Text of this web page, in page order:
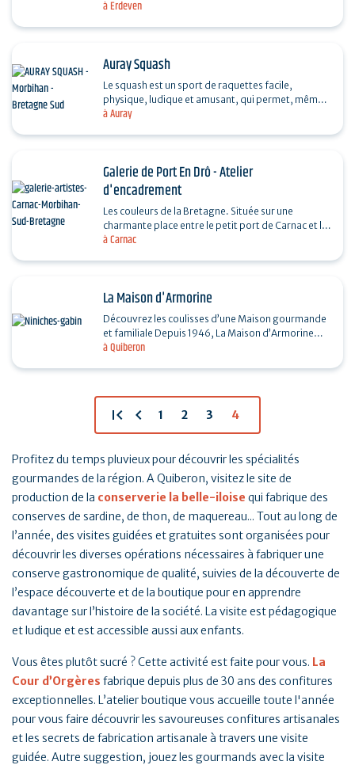
à Erdeven
plus près des souhaits artistiques de chacun
à Auray
Auray Squash
Le squash est un sport de raquettes facile,
physique, ludique et amusant, qui permet, même
aux débutants, de faire des matchs disputés.
à Carnac
Galerie de Port En Drô - Atelier
d'encadrement
Les couleurs de la Bretagne. Située sur une
charmante place entre le petit port de Carnac et la
Thalassothérapie, la galerie d'art vous invite à…
à Quiberon
La Maison d'Armorine
Découvrez les coulisses d’une Maison gourmande
et familiale Depuis 1946, La Maison d’Armorine
perpétue à Quiberon un savoir-faire artisanal
first_page chevron_left 1 2 3 4
Profitez du temps pluvieux pour découvrir les spécialités
gourmandes de la région. A Quiberon, visitez le site de
production de la conserverie la belle-iloise qui fabrique des
conserves de sardine, de thon, de maquereau... Tout au long de
l’année, des visites guidées et gratuites sont organisées pour
découvrir les diverses opérations nécessaires à fabriquer une
conserve gastronomique de qualité, suivies de la découverte de
l’espace découverte et de la boutique pour en apprendre
davantage sur l’histoire de la société. La visite est pédagogique
et ludique et est accessible aussi aux enfants.
Vous êtes plutôt sucré ? Cette activité est faite pour vous. La
Cour d’Orgères fabrique depuis plus de 30 ans des confitures
exceptionnelles. L’atelier boutique vous accueille toute l'année
pour vous faire découvrir les savoureuses confitures artisanales
et les secrets de fabrication artisanale à travers une visite
guidée. Autre suggestion, jouez les gourmands avec la visite